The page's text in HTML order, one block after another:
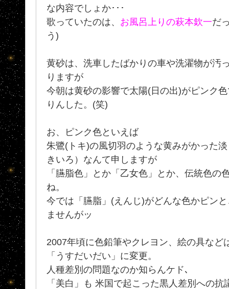
な内容でしょか･･･
歌っていたのは、 お風呂上りの萩本欽一だ
う)
黄砂は、洗車したばかりの車や洗濯物が汚
りますが
今朝は黄砂の影響で太陽(日の出)がピンク
りんした。(笑)
お、ピンク色といえば
朱鷺(トキ)の風切羽のような黄みがかった
きいろ）なんて申しますが
「臙脂色」とか「乙女色」とか、伝統色の
ね。
今では「臙脂」(えんじ)がどんな色かピン
ませんがッ
2007年頃に色鉛筆やクレヨン、絵の具など
「うすだいだい」に変更。
人種差別の問題なのか知らんケド､
「美白」も 米国で起こった黒人差別への